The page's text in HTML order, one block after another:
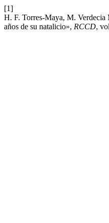
[1]
H. F. Torres-Maya, M.
años de su natalicio», RCCD,